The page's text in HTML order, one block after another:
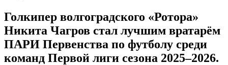
Голкипер волгоградского «Ротора»
Никита Чагров стал лучшим вратарём
ПАРИ Первенства по футболу среди
команд Первой лиги сезона 2025–2026.